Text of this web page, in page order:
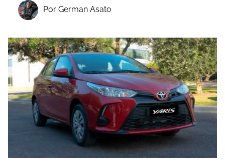
Por German Asato